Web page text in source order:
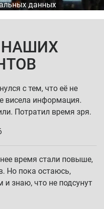
данных
с тем, что её не
висела информация.
Потратил время зря.
время стали повыше,
Но пока остаюсь,
знаю, что не подсунут